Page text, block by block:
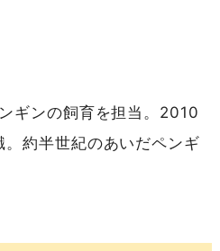
ギンの飼育を担当。2010
約半世紀のあいだペンギ